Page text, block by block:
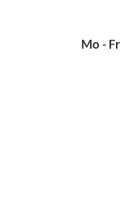
Mo -